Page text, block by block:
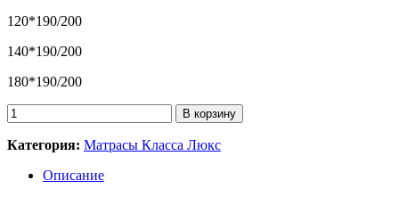
120*190/200
140*190/200
180*190/200
Количество
товара
Белиссимо
В корзину
Категория: Матрасы Класса Люкс
Описание